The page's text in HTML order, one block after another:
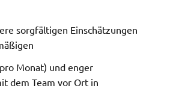
sorgfältigen Einschätzungen
Monat) und enger
dem Team vor Ort in